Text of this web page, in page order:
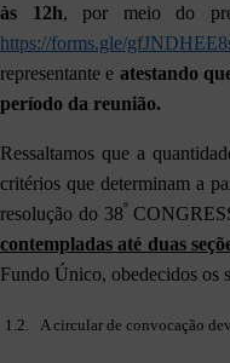
às 12h, por meio do
https://forms.gle/
representante e atestando
período da reunião.
Ressaltamos que a
critérios que determinam a
resolução do 38º
contempladas até duas
Fundo Único, obedecidos os
1.2. A circular de convocação